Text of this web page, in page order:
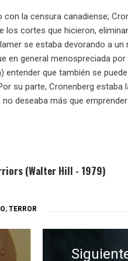
la censura canadiense;
cortes que hicieron,
se estaba devorando a
en general menospreciada
que también se
su parte, Cronenberg
deseaba más que
(Walter Hill - 1979)
, TERROR